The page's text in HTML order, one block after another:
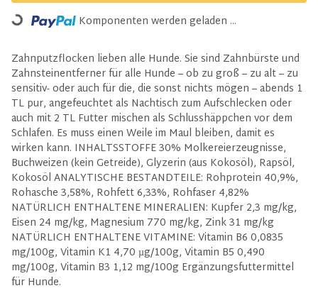
Loading... Komponenten werden geladen ...
Zahnputzflocken lieben alle Hunde. Sie sind Zahnbürste und
Zahnsteinentferner für alle Hunde – ob zu groß – zu alt – zu
sensitiv- oder auch für die, die sonst nichts mögen – abends 1
TL pur, angefeuchtet als Nachtisch zum Aufschlecken oder
auch mit 2 TL Futter mischen als Schlusshäppchen vor dem
Schlafen. Es muss einen Weile im Maul bleiben, damit es
wirken kann. INHALTSSTOFFE 30% Molkereierzeugnisse,
Buchweizen (kein Getreide), Glyzerin (aus Kokosöl), Rapsöl,
Kokosöl ANALYTISCHE BESTANDTEILE: Rohprotein 40,9%,
Rohasche 3,58%, Rohfett 6,33%, Rohfaser 4,82%
NATÜRLICH ENTHALTENE MINERALIEN: Kupfer 2,3 mg/kg,
Eisen 24 mg/kg, Magnesium 770 mg/kg, Zink 31 mg/kg
NATÜRLICH ENTHALTENE VITAMINE: Vitamin B6 0,0835
mg/100g, Vitamin K1 4,70 µg/100g, Vitamin B5 0,490
mg/100g, Vitamin B3 1,12 mg/100g Ergänzungsfuttermittel
für Hunde.